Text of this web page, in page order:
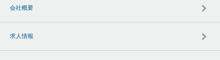
会社概要
求人情報